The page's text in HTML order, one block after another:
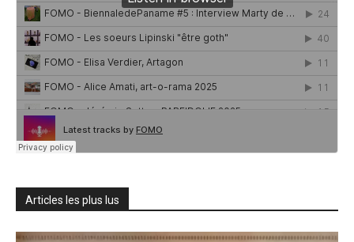
Articles les plus lus